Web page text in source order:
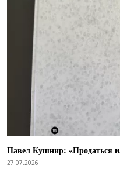
Павел Кушнир: «Продаться
27.07.2026